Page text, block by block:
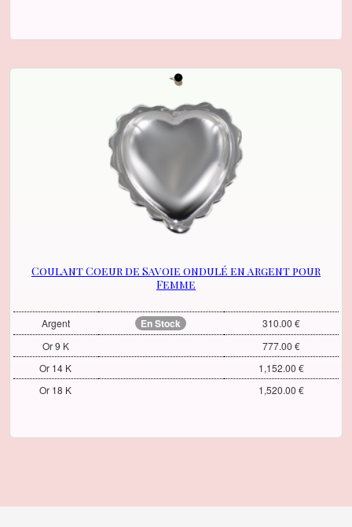
Coulant Coeur de Savoie ondulé en argent pour
Femme
Argent En Stock
310.00 €
Or 9 K
777.00 €
Or 14 K
1,152.00 €
Or 18 K
1,520.00 €